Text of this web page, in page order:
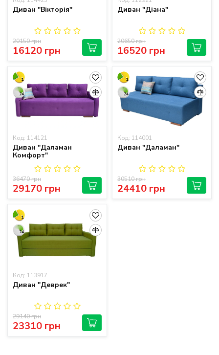
Диван "Вікторія"
16120 грн
20150 грн
Диван "Діана"
16520 грн
20650 грн
1
24
Код: 114121
Диван "Даламан
Комфорт"
29170 грн
36470 грн
1
24
Код: 114001
Диван "Даламан"
24410 грн
30510 грн
1
24
Код: 113917
Диван "Деврек"
23310 грн
29140 грн